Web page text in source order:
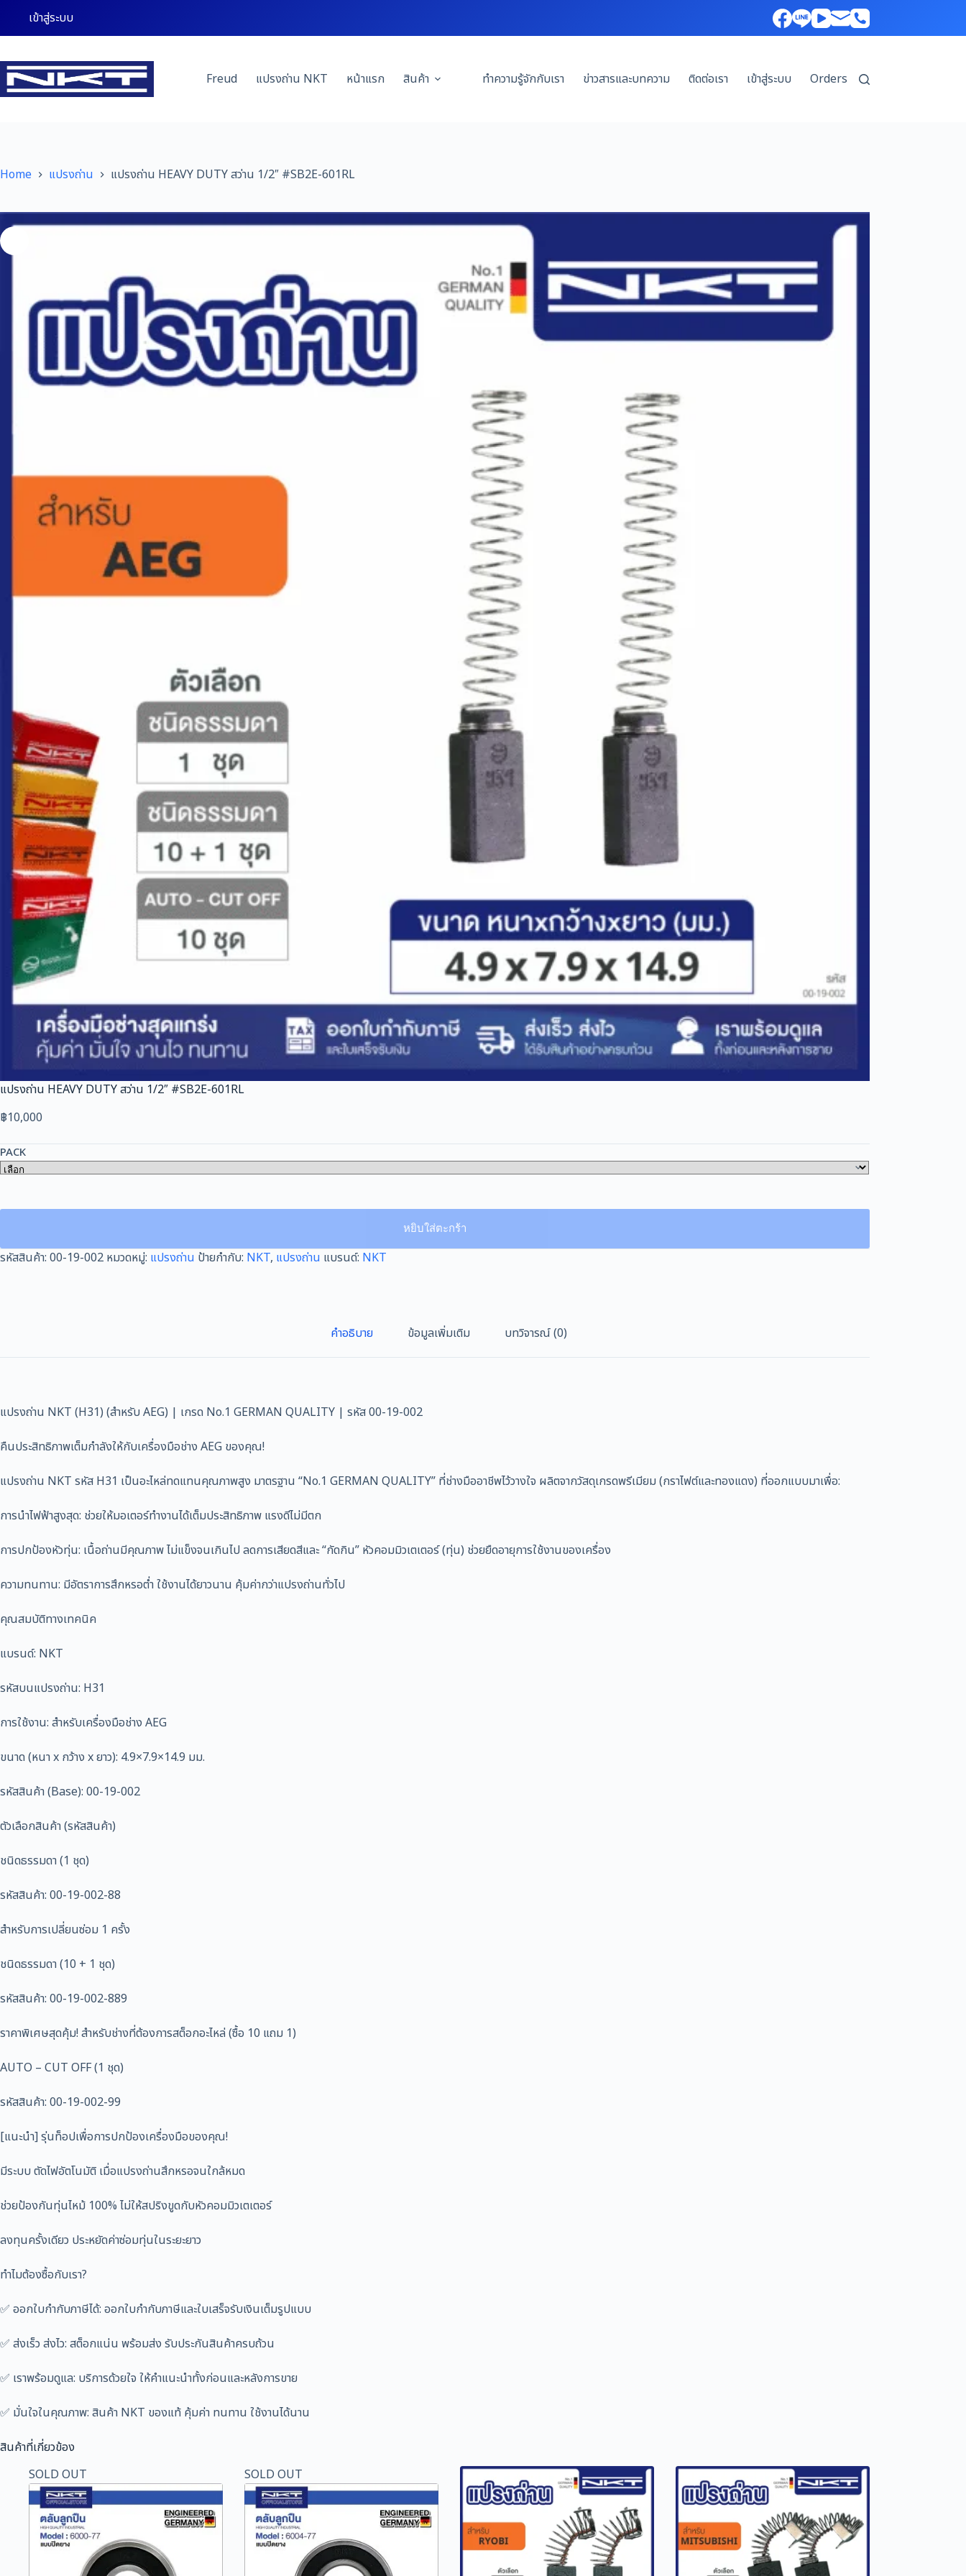
เข้าสู่ระบบ
Freud แปรงถ่าน NKT หน้าแรก สินค้า ทำความรู้จักกับเรา ข่าวสารและบทความ ติดต่อเรา เข้าสู่ระบบ Orders
Home แปรงถ่าน แปรงถ่าน HEAVY DUTY สว่าน 1/2″ #SB2E-601RL
แปรงถ่าน HEAVY DUTY สว่าน 1/2″ #SB2E-601RL
฿10,000
PACK
หยิบใส่ตะกร้า
รหัสสินค้า: 00-19-002 หมวดหมู่: แปรงถ่าน ป้ายกำกับ: NKT, แปรงถ่าน แบรนด์: NKT
คำอธิบาย ข้อมูลเพิ่มเติม บทวิจารณ์ (0)
แปรงถ่าน NKT (H31) (สำหรับ AEG) | เกรด No.1 GERMAN QUALITY | รหัส 00-19-002
คืนประสิทธิภาพเต็มกำลังให้กับเครื่องมือช่าง AEG ของคุณ!
แปรงถ่าน NKT รหัส H31 เป็นอะไหล่ทดแทนคุณภาพสูง มาตรฐาน “No.1 GERMAN QUALITY” ที่ช่างมืออาชีพไว้วางใจ ผลิตจากวัสดุเกรดพรีเมียม (กราไฟต์และทองแดง) ที่ออกแบบมาเพื่อ:
การนำไฟฟ้าสูงสุด: ช่วยให้มอเตอร์ทำงานได้เต็มประสิทธิภาพ แรงดีไม่มีตก
การปกป้องหัวทุ่น: เนื้อถ่านมีคุณภาพ ไม่แข็งจนเกินไป ลดการเสียดสีและ “กัดกิน” หัวคอมมิวเตเตอร์ (ทุ่น) ช่วยยืดอายุการใช้งานของเครื่อง
ความทนทาน: มีอัตราการสึกหรอต่ำ ใช้งานได้ยาวนาน คุ้มค่ากว่าแปรงถ่านทั่วไป
คุณสมบัติทางเทคนิค
แบรนด์: NKT
รหัสบนแปรงถ่าน: H31
การใช้งาน: สำหรับเครื่องมือช่าง AEG
ขนาด (หนา x กว้าง x ยาว): 4.9×7.9×14.9 มม.
รหัสสินค้า (Base): 00-19-002
ตัวเลือกสินค้า (รหัสสินค้า)
ชนิดธรรมดา (1 ชุด)
รหัสสินค้า: 00-19-002-88
สำหรับการเปลี่ยนซ่อม 1 ครั้ง
ชนิดธรรมดา (10 + 1 ชุด)
รหัสสินค้า: 00-19-002-889
ราคาพิเศษสุดคุ้ม! สำหรับช่างที่ต้องการสต็อกอะไหล่ (ซื้อ 10 แถม 1)
AUTO – CUT OFF (1 ชุด)
รหัสสินค้า: 00-19-002-99
[แนะนำ] รุ่นท็อปเพื่อการปกป้องเครื่องมือของคุณ!
มีระบบ ตัดไฟอัตโนมัติ เมื่อแปรงถ่านสึกหรอจนใกล้หมด
ช่วยป้องกันทุ่นไหม้ 100% ไม่ให้สปริงขูดกับหัวคอมมิวเตเตอร์
ลงทุนครั้งเดียว ประหยัดค่าซ่อมทุ่นในระยะยาว
ทำไมต้องซื้อกับเรา?
✅ ออกใบกำกับภาษีได้: ออกใบกำกับภาษีและใบเสร็จรับเงินเต็มรูปแบบ
✅ ส่งเร็ว ส่งไว: สต็อกแน่น พร้อมส่ง รับประกันสินค้าครบถ้วน
✅ เราพร้อมดูแล: บริการด้วยใจ ให้คำแนะนำทั้งก่อนและหลังการขาย
✅ มั่นใจในคุณภาพ: สินค้า NKT ของแท้ คุ้มค่า ทนทาน ใช้งานได้นาน
สินค้าที่เกี่ยวข้อง
SOLD OUT
SOLD OUT